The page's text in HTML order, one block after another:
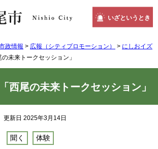
いざというとき
政情報 > 広報（シティプロモーション） > にしおイズ
未来トークセッション」
西尾の未来トークセッション」
更新日 2025年3月14日
聞く 体験